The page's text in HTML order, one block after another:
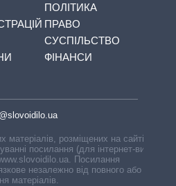
ПОЛІТИКА
ПРАВО
СУСПІЛЬСТВО
ФІНАНСИ
матеріалів, розміщених на сайті,
посилання (для інтернет-видань
Посилання
незалежно від повного або
матеріалів.